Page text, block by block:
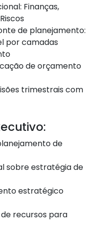
Finanças,
de planejamento:
por camadas
de orçamento
trimestrais com
de
sobre estratégia de
estratégico
recursos para